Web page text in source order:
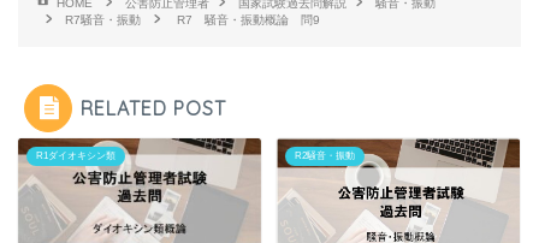
HOME 公害防止管理者 国家試験過去問解説
騒音・振動
R7騒音・振動
R7 騒音・振動概論 問9
RELATED POST
R1ダイオキシン類 R2騒音・振動